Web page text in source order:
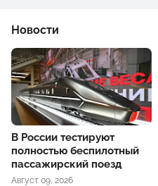
Новости
В России тестируют
полностью беспилотный
пассажирский поезд
Август 09, 2026